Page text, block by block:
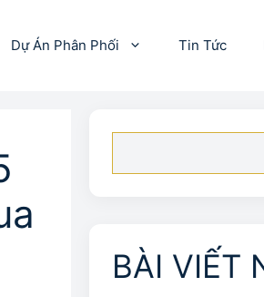
Dự Án Phân Phối Tin Tức
BÀI VIẾT